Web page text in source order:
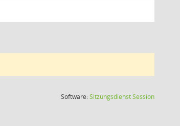
Software:SitzungsdienstSession(Wird in